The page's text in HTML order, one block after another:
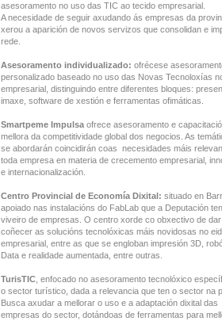
asesoramento no uso das TIC ao tecido empresarial.
A necesidade de seguir axudando ás empresas da
xerou a aparición de novos servizos que consolidan e
rede.
Asesoramento individualizado: ofrécese
personalizado baseado no uso das Novas Tecnoloxías
empresarial, distinguindo entre diferentes bloques:
imaxe, software de xestión e ferramentas ofimáticas.
Smartpeme Impulsa ofrece asesoramento e
mellora da competitividade global dos negocios. As
se abordarán coincidirán coas necesidades máis
toda empresa en materia de crecemento empresarial,
e internacionalización.
Centro Provincial de Economía Dixital: situado en
apoiado nas instalacións do FabLab que a Deputación
viveiro de empresas. O centro xorde co obxectivo de
coñecer as solucións tecnolóxicas máis novidosas no
empresarial, entre as que se engloban impresión 3D,
Data e realidade aumentada, entre outras.
TurisTIC , enfocado no asesoramento tecnolóxico
o sector turístico, dada a relevancia que ten o sector na
Busca axudar a mellorar o uso e a adaptación dixital das
empresas do sector, dotándoas de ferramentas para